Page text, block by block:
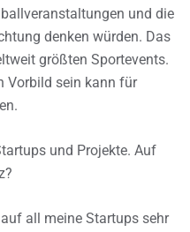
und die
denken würden. Das
größten Sportevents.
Vorbild sein kann für
und Projekte. Auf
all meine Startups sehr